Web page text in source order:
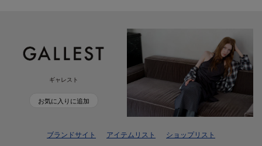
ギャレスト
お気に入りに追加
ブランドサイト アイテムリスト ショップリスト